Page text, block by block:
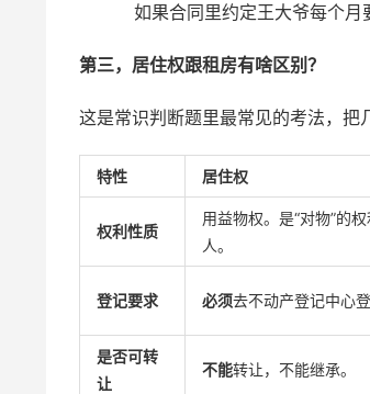
如果合同里约定王大爷每个月
第三，居住权跟租房有啥区别？
这是常识判断题里最常见的考法，把
特性 居住权
权利性质
用益物权。是“对物”的
人。
登记要求 必须去不动产登记中心登
是否可转
让
不能转让，不能继承。